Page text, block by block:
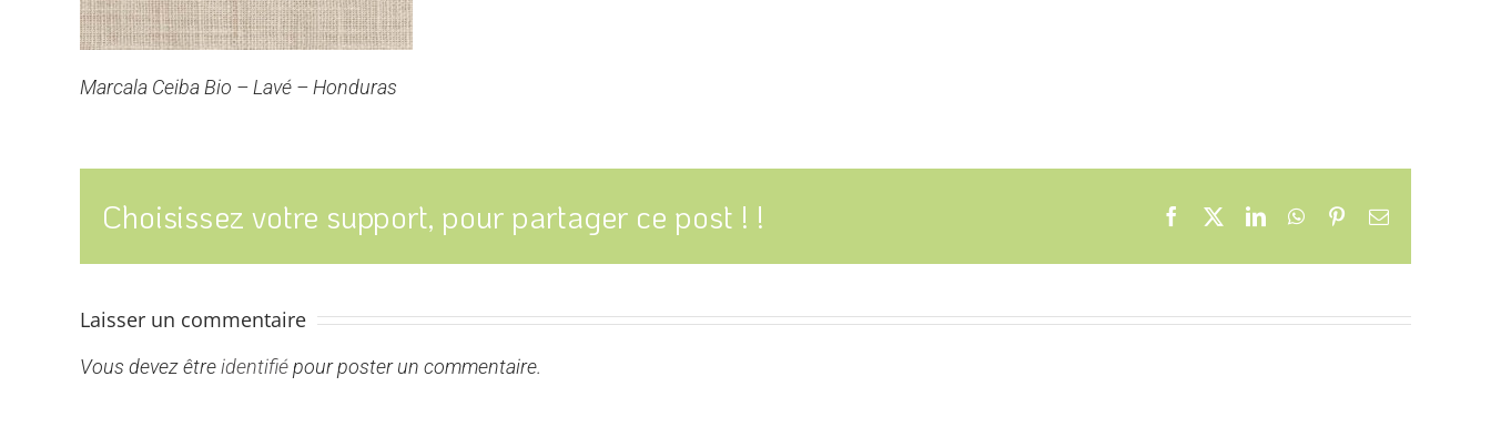
Marcala Ceiba Bio – Lavé – Honduras
Choisissez votre support, pour partager ce post ! ! Facebook LinkedInWhatsApp
PinterestEmail
Laisser un commentaire
Vous devez êtreidentifiépour poster un commentaire.